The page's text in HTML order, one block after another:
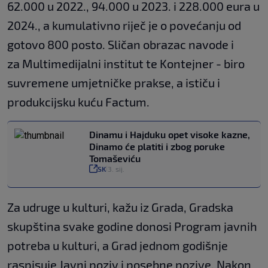
62.000 u 2022., 94.000 u 2023. i 228.000 eura u
2024., a kumulativno riječ je o povećanju od
gotovo 800 posto. Sličan obrazac navode i
za Multimedijalni institut te Kontejner - biro
suvremene umjetničke prakse, a ističu i
produkcijsku kuću Factum.
Dinamu i Hajduku opet visoke kazne,
Dinamo će platiti i zbog poruke
Tomaševiću
SK 3. sij.
Za udruge u kulturi, kažu iz Grada, Gradska
skupština svake godine donosi Program javnih
potreba u kulturi, a Grad jednom godišnje
raspisuje Javni poziv i posebne pozive. Nakon